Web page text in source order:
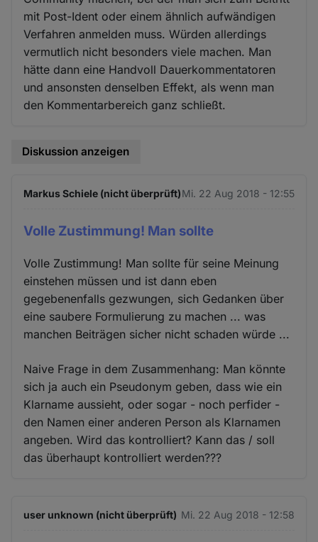
mit Post-Ident oder einem ähnlich aufwändigen
Verfahren anmelden muss. Würden allerdings
vermutlich nicht besonders viele machen. Man
hätte dann eine Handvoll Dauerkommentatoren
und ansonsten denselben Effekt, als wenn man
den Kommentarbereich ganz schließt.
Diskussion anzeigen
Markus Schiele (nicht überprüft)Mi. 22 Aug 2018 - 12:55
Volle Zustimmung! Man sollte
Volle Zustimmung! Man sollte für seine Meinung
einstehen müssen und ist dann eben
gegebenenfalls gezwungen, sich Gedanken über
eine saubere Formulierung zu machen ... was
manchen Beiträgen sicher nicht schaden würde ...
Naive Frage in dem Zusammenhang: Man könnte
sich ja auch ein Pseudonym geben, dass wie ein
Klarname aussieht, oder sogar - noch perfider -
den Namen einer anderen Person als Klarnamen
angeben. Wird das kontrolliert? Kann das / soll
das überhaupt kontrolliert werden???
user unknown (nicht überprüft) Mi. 22 Aug 2018 - 12:58